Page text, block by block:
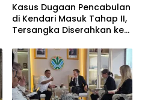
Kasus Dugaan Pencabulan
di Kendari Masuk Tahap II,
Tersangka Diserahkan ke